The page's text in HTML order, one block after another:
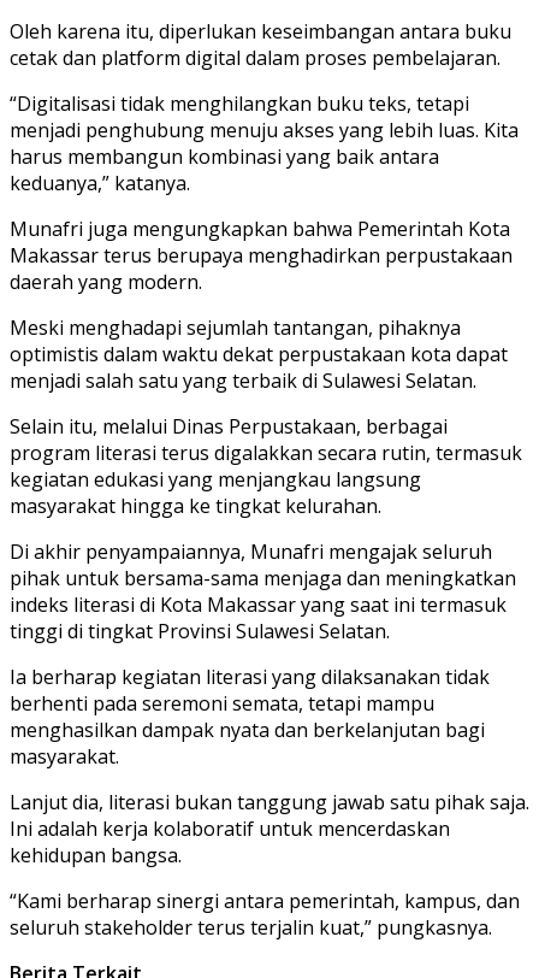
Oleh karena itu, diperlukan keseimbangan antara buku
cetak dan platform digital dalam proses pembelajaran.
“Digitalisasi tidak menghilangkan buku teks, tetapi
menjadi penghubung menuju akses yang lebih luas. Kita
harus membangun kombinasi yang baik antara
keduanya,” katanya.
Munafri juga mengungkapkan bahwa Pemerintah Kota
Makassar terus berupaya menghadirkan perpustakaan
daerah yang modern.
Meski menghadapi sejumlah tantangan, pihaknya
optimistis dalam waktu dekat perpustakaan kota dapat
menjadi salah satu yang terbaik di Sulawesi Selatan.
Selain itu, melalui Dinas Perpustakaan, berbagai
program literasi terus digalakkan secara rutin, termasuk
kegiatan edukasi yang menjangkau langsung
masyarakat hingga ke tingkat kelurahan.
Di akhir penyampaiannya, Munafri mengajak seluruh
pihak untuk bersama-sama menjaga dan meningkatkan
indeks literasi di Kota Makassar yang saat ini termasuk
tinggi di tingkat Provinsi Sulawesi Selatan.
Ia berharap kegiatan literasi yang dilaksanakan tidak
berhenti pada seremoni semata, tetapi mampu
menghasilkan dampak nyata dan berkelanjutan bagi
masyarakat.
Lanjut dia, literasi bukan tanggung jawab satu pihak saja.
Ini adalah kerja kolaboratif untuk mencerdaskan
kehidupan bangsa.
“Kami berharap sinergi antara pemerintah, kampus, dan
seluruh stakeholder terus terjalin kuat,” pungkasnya.